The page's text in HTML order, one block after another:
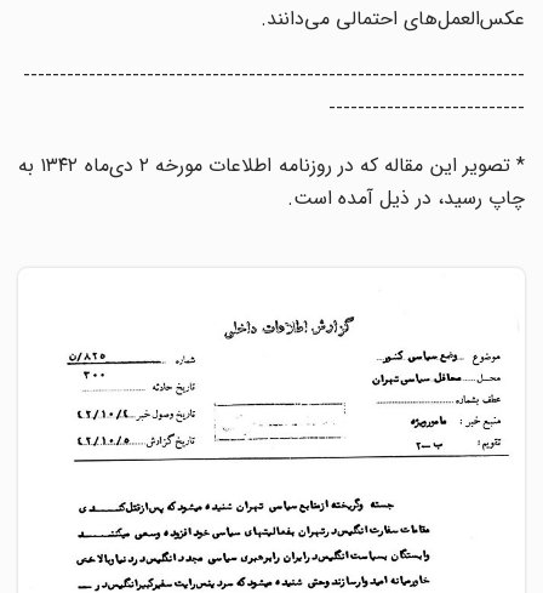
عکس‌العمل‌های احتمالی می‌دانند.
---------------------------------------------------------------------
---------------------------
* تصویر این مقاله که در روزنامه اطلاعات مورخه ۲ دی‌ماه ۱۳۴۲ به
چاپ رسید، در ذیل آمده است.